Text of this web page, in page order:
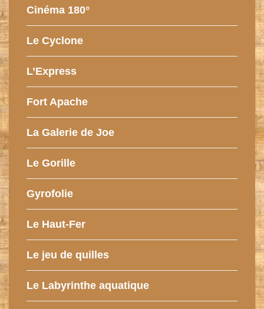
Cinéma 180°
Le Cyclone
L’Express
Fort Apache
La Galerie de Joe
Le Gorille
Gyrofolie
Le Haut-Fer
Le jeu de quilles
Le Labyrinthe aquatique